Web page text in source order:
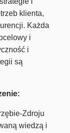
klienta,
Każda
i
i
są
Zdroju
wiedzą i